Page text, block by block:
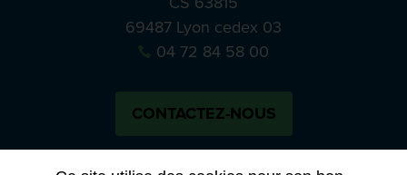
69487 Lyon cedex 03
04 72 84 58 00
CONTACTEZ-NOUS